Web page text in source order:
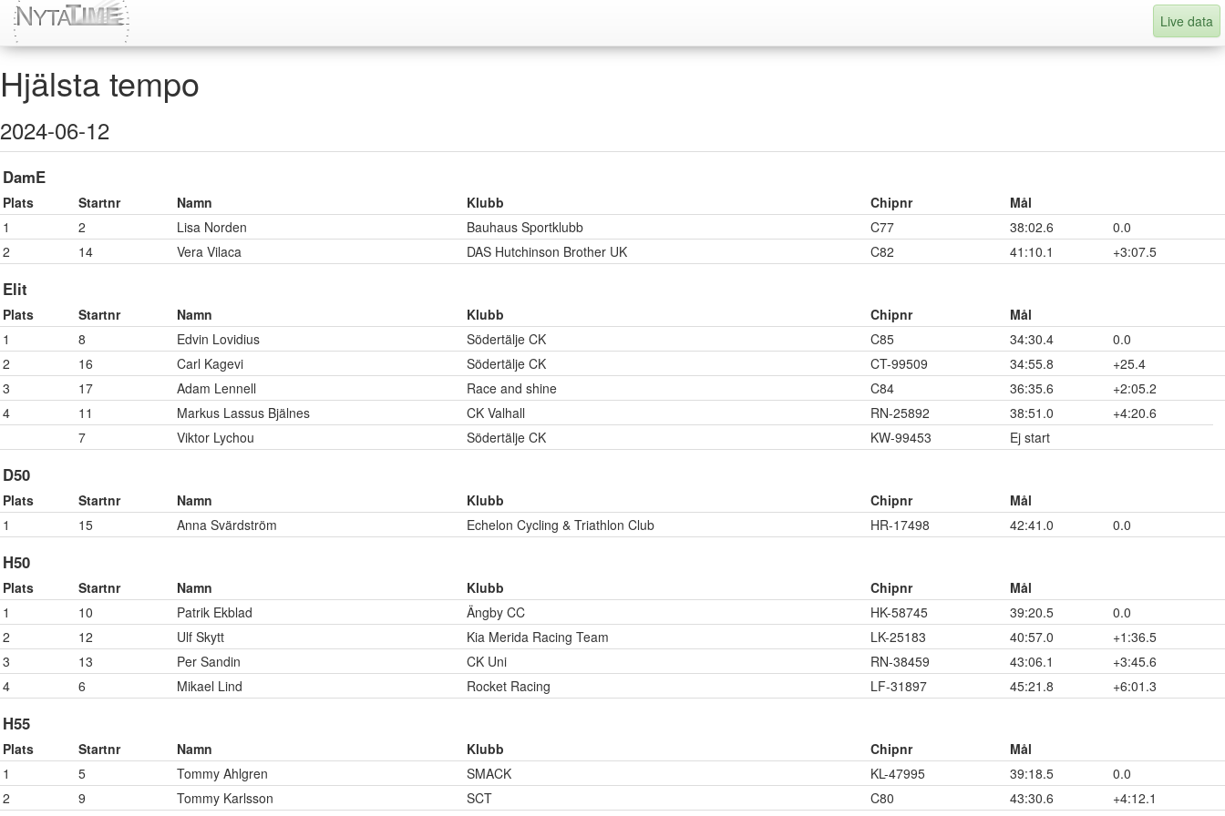
Live data
Hjälsta tempo
2024-06-12
DamE
Plats Startnr Namn Klubb Chipnr
Mål
1
2 Lisa Norden Bauhaus Sportklubb C77 38:02.6
0.0
2
14 Vera Vilaca DAS Hutchinson Brother UK C82 41:10.1 +3:07.5
Elit
Plats Startnr Namn Klubb Chipnr
Mål
1
8 Edvin Lovidius Södertälje CK C85 34:30.4
0.0
2
16 Carl Kagevi Södertälje CK CT-99509 34:55.8
+25.4
3
17 Adam Lennell Race and shine C84 36:35.6
+2:05.2
4
11 Markus Lassus Bjälnes CK Valhall RN-25892 38:51.0
+4:20.6
7
Viktor Lychou Södertälje CK KW-99453 Ej start
D50
Plats Startnr Namn Klubb Chipnr
Mål
1
15 Anna Svärdström Echelon Cycling & Triathlon Club HR-17498 42:41.0 0.0
H50
Plats Startnr Namn Klubb Chipnr
Mål
1
10 Patrik Ekblad Ängby CC HK-58745 39:20.5
0.0
2
12 Ulf Skytt Kia Merida Racing Team LK-25183 40:57.0
+1:36.5
3
13 Per Sandin CK Uni RN-38459 43:06.1
+3:45.6
4
6 Mikael Lind Rocket Racing LF-31897 45:21.8 +6:01.3
H55
Plats Startnr Namn Klubb Chipnr
Mål
1
5 Tommy Ahlgren SMACK KL-47995 39:18.5
0.0
2
9 Tommy Karlsson SCT C80 43:30.6 +4:12.1